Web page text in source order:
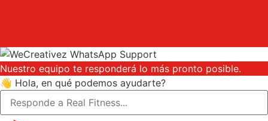
Nuestro equipo te responderá lo más pronto posible.
👋 Hola, en qué podemos ayudarte?